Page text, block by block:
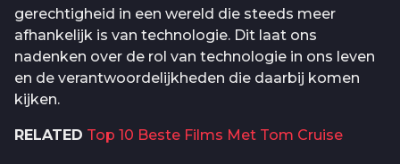
gerechtigheid in een wereld die steeds meer
afhankelijk is van technologie. Dit laat ons
nadenken over de rol van technologie in ons leven
en de verantwoordelijkheden die daarbij komen
kijken.
RELATED Top 10 Beste Films Met Tom Cruise